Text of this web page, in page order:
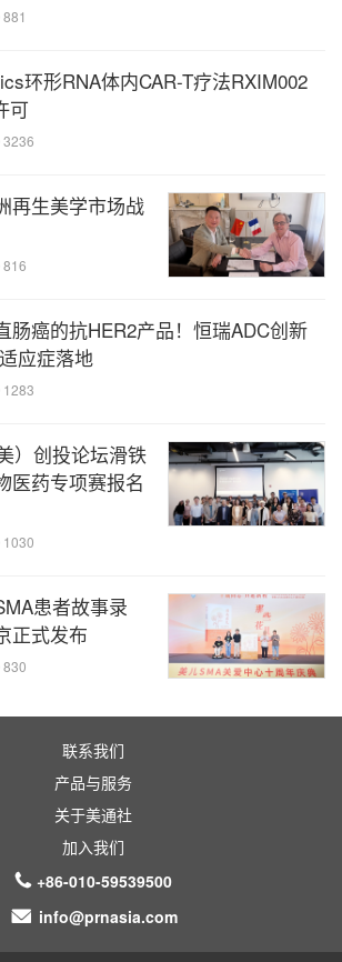
881
环形RNA体内CAR-T疗法RXIM002
可
3236
再生美学市场战
816
肠癌的抗HER2产品！恒瑞ADC创新
应症落地
1283
）创投论坛滑铁
医药专项赛报名
1030
患者故事录
正式发布
830
联系我们
产品与服务
关于美通社
加入我们
+86-010-59539500
info@prnasia.com